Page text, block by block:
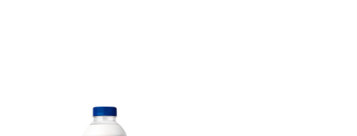
para otimizar o seu negócio, garantindo a qualidade e a apresentação dos